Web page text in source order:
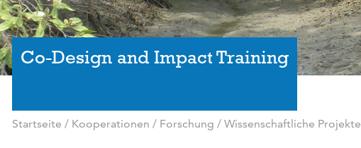
Co-Design and Impact Training
Startseite / Kooperationen / Forschung / Wissenschaftliche Projekte